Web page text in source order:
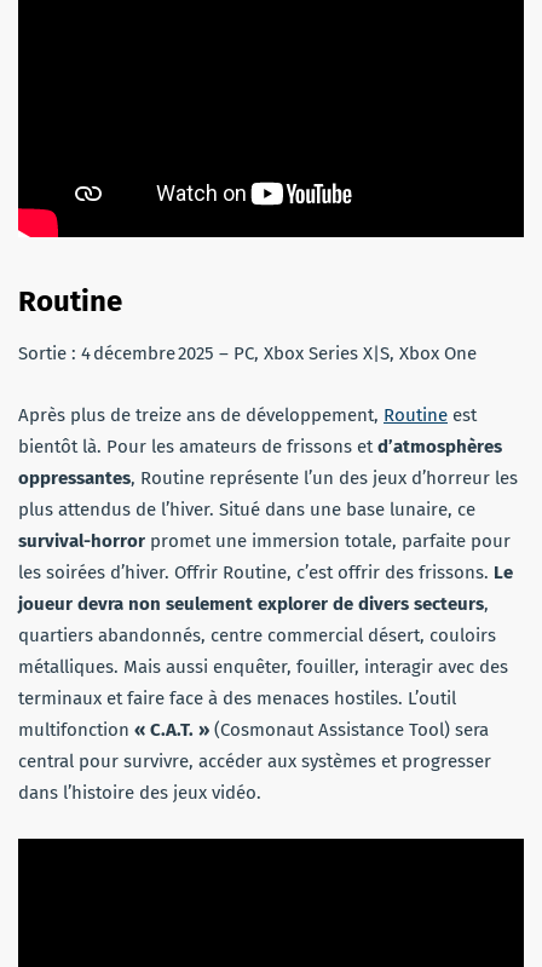
Routine
Sortie : 4 décembre 2025 – PC, Xbox Series X|S, Xbox One
Après plus de treize ans de développement, Routine est
bientôt là. Pour les amateurs de frissons etd’atmosphères
oppressantes, Routine représente l’un des jeux d’horreur les
plus attendus de l’hiver. Situé dans une base lunaire, ce
survival-horror promet une immersion totale, parfaite pour
les soirées d’hiver. Offrir Routine, c’est offrir des frissons. Le
joueur devra non seulement explorer de divers secteurs,
quartiers abandonnés, centre commercial désert, couloirs
métalliques. Mais aussi enquêter, fouiller, interagir avec des
terminaux et faire face à des menaces hostiles. L’outil
multifonction « C.A.T. » (Cosmonaut Assistance Tool) sera
central pour survivre, accéder aux systèmes et progresser
dans l’histoire des jeux vidéo.